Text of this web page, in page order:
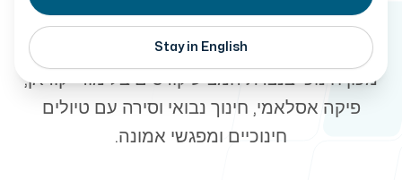
Stay in English אודות
ללימודי אסלאם
מכון חינוכי בנצרת המציע קורסים בלימודי קוראן,
פיקה אסלאמי, חינוך נבואי וסירה עם טיולים
חינוכיים ומפגשי אמונה.